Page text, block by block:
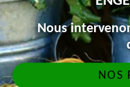
Nous
NOS